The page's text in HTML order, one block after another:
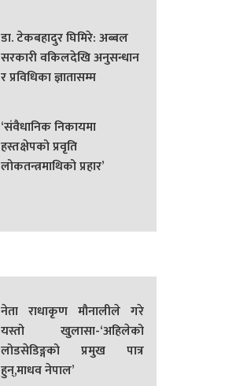
डा. टेकबहादुर घिमिरे: अब्बल
सरकारी वकिलदेखि अनुसन्धान
र प्रविधिका ज्ञातासम्म
‘संवैधानिक निकायमा
हस्तक्षेपको प्रवृति
लोकतन्त्रमाथिको प्रहार’
नेता राधाकृण मौनालीले गरे
यस्तो खुलासा-‘अहिलेको
लोडसेडिङ्गको प्रमुख पात्र
हुन्,माधव नेपाल’